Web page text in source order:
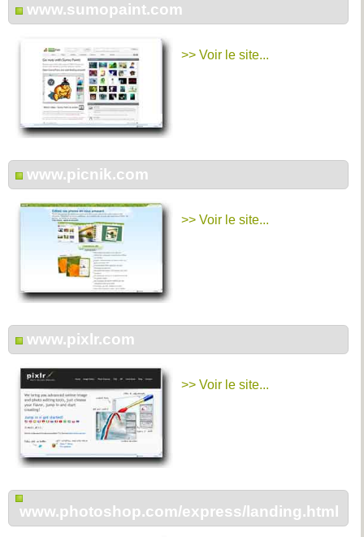
www.sumopaint.com
>> Voir le site...
www.picnik.com
>> Voir le site...
www.pixlr.com
>> Voir le site...
www.photoshop.com/express/landing.html